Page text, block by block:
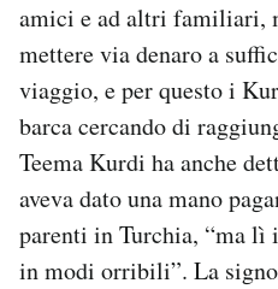
amici e ad altri familiari,
mettere via denaro a
viaggio, e per questo i
barca cercando di
Teema Kurdi ha anche
aveva dato una mano
parenti in Turchia, “ma
in modi orribili”. La